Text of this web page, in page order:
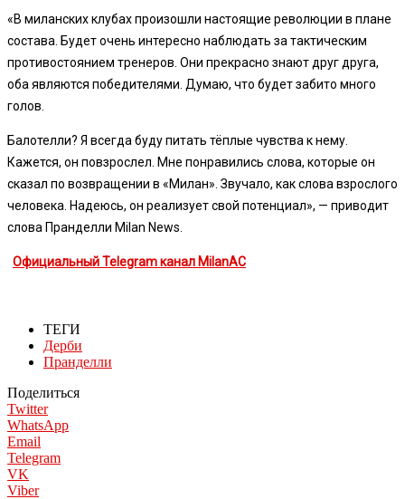
«В миланских клубах произошли настоящие революции в плане
состава. Будет очень интересно наблюдать за тактическим
противостоянием тренеров. Они прекрасно знают друг друга,
оба являются победителями. Думаю, что будет забито много
голов.
Балотелли? Я всегда буду питать тёплые чувства к нему.
Кажется, он повзрослел. Мне понравились слова, которые он
сказал по возвращении в «Милан». Звучало, как слова взрослого
человека. Надеюсь, он реализует свой потенциал», — приводит
слова Пранделли Milan News.
Официальный Telegram канал MilanAC
ТЕГИ
Дерби
Пранделли
Поделиться
Twitter
WhatsApp
Email
Telegram
VK
Viber